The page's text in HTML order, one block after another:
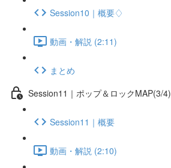
Session10｜概要♢
動画・解説 (2:11)
まとめ
Session11｜ポップ＆ロックMAP(3/4)
Session11｜概要
動画・解説 (2:10)